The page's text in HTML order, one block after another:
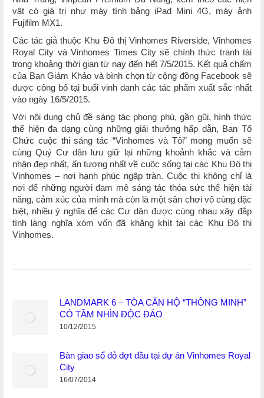
vật có giá trị như máy tính bảng iPad Mini 4G, máy ảnh
Fujifilm MX1.
Các tác giả thuộc Khu Đô thị Vinhomes Riverside, Vinhomes
Royal City và Vinhomes Times City sẽ chính thức tranh tài
trong khoảng thời gian từ nay đến hết 7/5/2015. Kết quả chấm
của Ban Giám Khảo và bình chọn từ cộng đồng Facebook sẽ
được công bố tại buổi vinh danh các tác phẩm xuất sắc nhất
vào ngày 16/5/2015.
Với nội dung chủ đề sáng tác phong phú, gần gũi, hình thức
thể hiện đa dạng cùng những giải thưởng hấp dẫn, Ban Tổ
Chức cuộc thi sáng tác “Vinhomes và Tôi” mong muốn sẽ
cùng Quý Cư dân lưu giữ lại những khoảnh khắc và cảm
nhận đẹp nhất, ấn tượng nhất về cuộc sống tại các Khu Đô thị
Vinhomes – nơi hạnh phúc ngập tràn. Cuộc thi không chỉ là
nơi để những người đam mê sáng tác thỏa sức thể hiện tài
năng, cảm xúc của mình mà còn là một sân chơi vô cùng đặc
biệt, nhiều ý nghĩa để các Cư dân được cùng nhau xây đắp
tình làng nghĩa xóm vốn đã khăng khít tại các Khu Đô thị
Vinhomes.
LANDMARK 6 – TÒA CĂN HỘ “THÔNG MINH”
CÓ TẦM NHÌN ĐỘC ĐÁO
10/12/2015
Bàn giao sổ đỏ đợt đầu tại dự án Vinhomes Royal
City
16/07/2014